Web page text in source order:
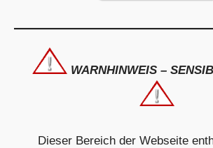
WARNHINWEIS –
Dieser Bereich der Webseite